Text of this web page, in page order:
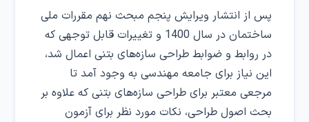
پس از انتشار ویرایش پنجم مبحث نهم مقررات ملی
ساختمان در سال 1400 و تغییرات قابل توجهی که
در روابط و ضوابط طراحی سازه‌های بتنی اعمال شد،
این نیاز برای جامعه مهندسی به وجود آمد تا
مرجعی معتبر برای طراحی سازه‌های بتنی که علاوه بر
بحث اصول طراحی، نکات مورد نظر برای آزمون